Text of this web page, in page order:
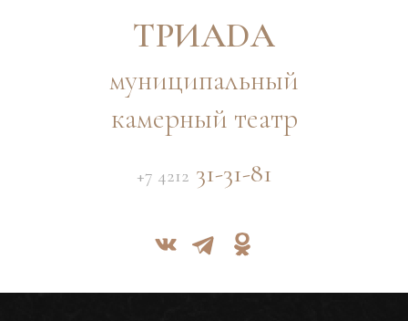
ТРИАDА
муниципальный
камерный театр
+7 4212 31-31-81